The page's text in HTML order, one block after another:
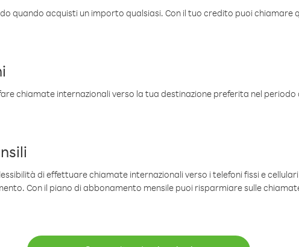
quando acquisti un importo qualsiasi. Con il tuo credito puoi chiamare
chiamate internazionali verso la tua destinazione preferita nel
di effettuare chiamate internazionali verso i telefoni fissi e
Con il piano di abbonamento mensile puoi risparmiare sulle